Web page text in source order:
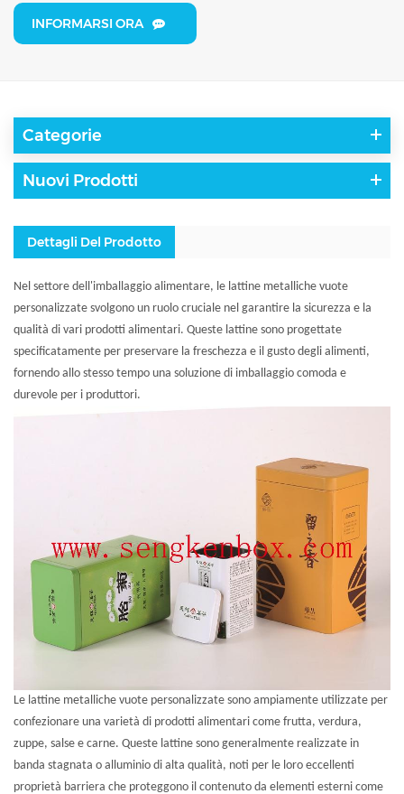
INFORMARSI ORA
Categorie
Nuovi Prodotti
Dettagli Del Prodotto
Nel settore dell'imballaggio alimentare, le lattine metalliche vuote
personalizzate svolgono un ruolo cruciale nel garantire la sicurezza e la
qualità di vari prodotti alimentari. Queste lattine sono progettate
specificatamente per preservare la freschezza e il gusto degli alimenti,
fornendo allo stesso tempo una soluzione di imballaggio comoda e
durevole per i produttori.
Le lattine metalliche vuote personalizzate sono ampiamente utilizzate per
confezionare una varietà di prodotti alimentari come frutta, verdura,
zuppe, salse e carne. Queste lattine sono generalmente realizzate in
banda stagnata o alluminio di alta qualità, noti per le loro eccellenti
proprietà barriera che proteggono il contenuto da elementi esterni come